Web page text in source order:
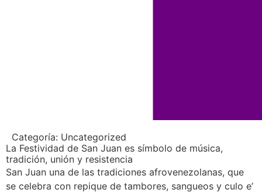
Categoría: Uncategorized
La Festividad de San Juan es símbolo de música,
tradición, unión y resistencia
San Juan una de las tradiciones afrovenezolanas, que
se celebra con repique de tambores, sangueos y culo e’